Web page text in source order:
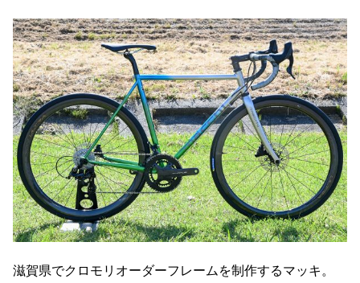
滋賀県でクロモリオーダーフレームを制作するマッキ。